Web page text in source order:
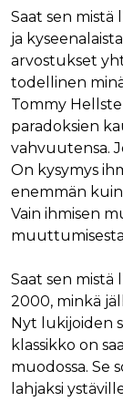
Saat sen
ja
arvostukset
todellinen
Tommy
paradoksien
vahvuutensa.
On kysymys
enemmän
Vain ihmisen
Saat sen
2000, minkä
Nyt lukijoiden
klassikko on
muodossa. Se
lahjaksi